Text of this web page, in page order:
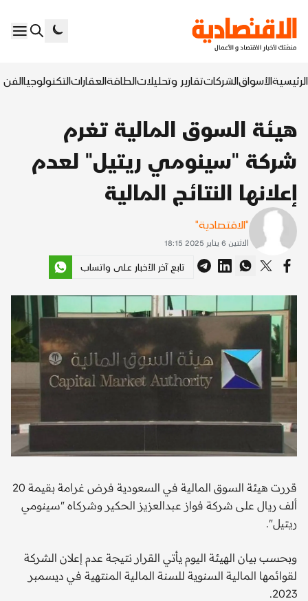
الرئيسيةالأسواقالشركاتتقارير وتحليلاتالطاقةالعقاراتالتكنولوجياالفن
هيئة السوق المالية تغرم
شركة "سينومي ريتيل" لعدم
إعلانها النتائج المالية
"الاقتصادية"
الاثنين 6 يناير 2025 18:15
تابع آخر الأخبار على واتساب
قررت هيئة السوق المالية في السعودية فرض غرامة بقيمة 20
ألف ريال على شركة فواز عبدالعزيز الحكير وشركاه "سينومي
ريتيل".
وبحسب بيان الهيئة اليوم يأتي القرار نتيجة عدم إعلان الشركة
لقوائمها المالية السنوية للسنة المالية المنتهية في ديسمبر
2023.